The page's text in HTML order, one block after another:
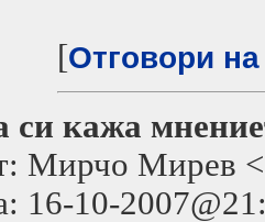
[Отговори
си кажа
Мирчо Мирев <
16-10-